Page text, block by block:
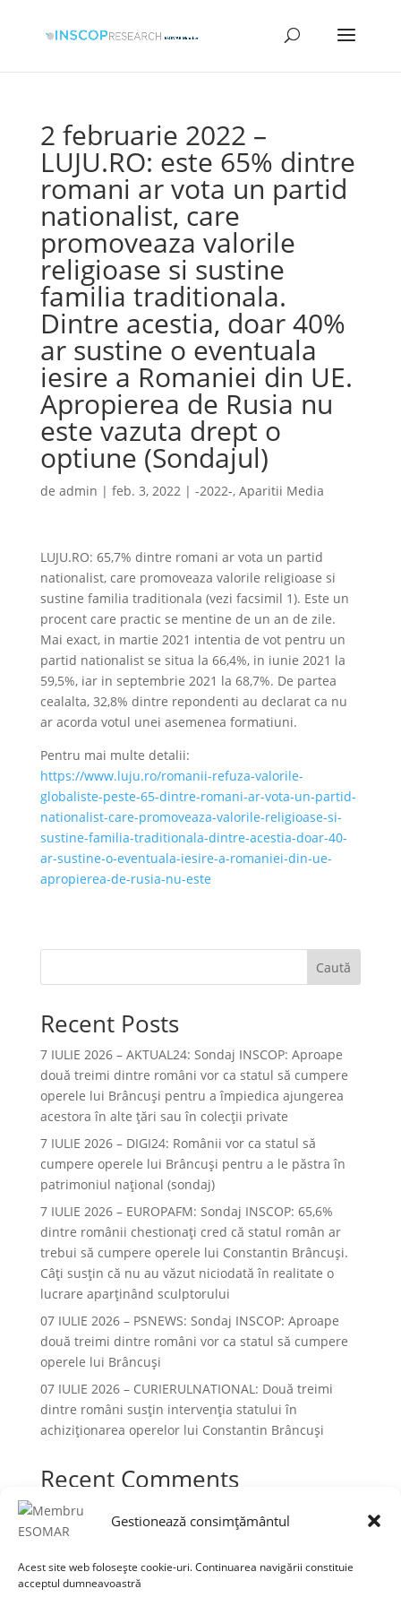
Gestionează consimțământul
Acest site web folosește cookie-uri. Continuarea navigării constituie
acceptul dumneavoastră
2 februarie 2022 –
LUJU.RO: este 65% dintre
romani ar vota un partid
nationalist, care
promoveaza valorile
religioase si sustine
familia traditionala.
Dintre acestia, doar 40%
ar sustine o eventuala
iesire a Romaniei din UE.
Apropierea de Rusia nu
este vazuta drept o
optiune (Sondajul)
de admin | feb. 3, 2022| -2022-, Aparitii Media
LUJU.RO: 65,7% dintre romani ar vota un partid
nationalist, care promoveaza valorile religioase si
sustine familia traditionala (vezi facsimil 1). Este un
procent care practic se mentine de un an de zile.
Mai exact, in martie 2021 intentia de vot pentru un
partid nationalist se situa la 66,4%, in iunie 2021 la
59,5%, iar in septembrie 2021 la 68,7%. De partea
cealalta, 32,8% dintre repondenti au declarat ca nu
ar acorda votul unei asemenea formatiuni.
Pentru mai multe detalii:
https://www.luju.ro/romanii-refuza-valorile-
globaliste-peste-65-dintre-romani-ar-vota-un-partid-
nationalist-care-promoveaza-valorile-religioase-si-
sustine-familia-traditionala-dintre-acestia-doar-40-
ar-sustine-o-eventuala-iesire-a-romaniei-din-ue-
apropierea-de-rusia-nu-este
Caută
Recent Posts
7 IULIE 2026 – AKTUAL24: Sondaj INSCOP: Aproape
două treimi dintre români vor ca statul să cumpere
operele lui Brâncuşi pentru a împiedica ajungerea
acestora în alte ţări sau în colecţii private
7 IULIE 2026 – DIGI24: Românii vor ca statul să
cumpere operele lui Brâncuși pentru a le păstra în
patrimoniul național (sondaj)
7 IULIE 2026 – EUROPAFM: Sondaj INSCOP: 65,6%
dintre românii chestionați cred că statul român ar
trebui să cumpere operele lui Constantin Brâncuși.
Câți susțin că nu au văzut niciodată în realitate o
lucrare aparținând sculptorului
07 IULIE 2026 – PSNEWS: Sondaj INSCOP: Aproape
două treimi dintre români vor ca statul să cumpere
operele lui Brâncuși
07 IULIE 2026 – CURIERULNATIONAL: Două treimi
dintre români susțin intervenția statului în
achiziționarea operelor lui Constantin Brâncuși
Recent Comments
Niciun comentariu de arătat.